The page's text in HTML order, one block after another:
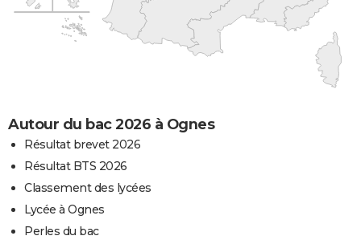
Autour du bac 2026 à Ognes
Résultat brevet 2026
Résultat BTS 2026
Classement des lycées
Lycée à Ognes
Perles du bac